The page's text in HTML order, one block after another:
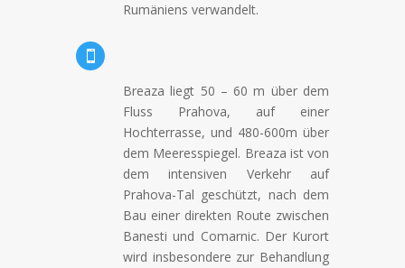
Rumäniens verwandelt.

Breaza liegt 50 – 60 m über dem
Fluss Prahova, auf einer
Hochterrasse, und 480-600m über
dem Meeresspiegel. Breaza ist von
dem intensiven Verkehr auf
Prahova-Tal geschützt, nach dem
Bau einer direkten Route zwischen
Banesti und Comarnic. Der Kurort
wird insbesondere zur Behandlung